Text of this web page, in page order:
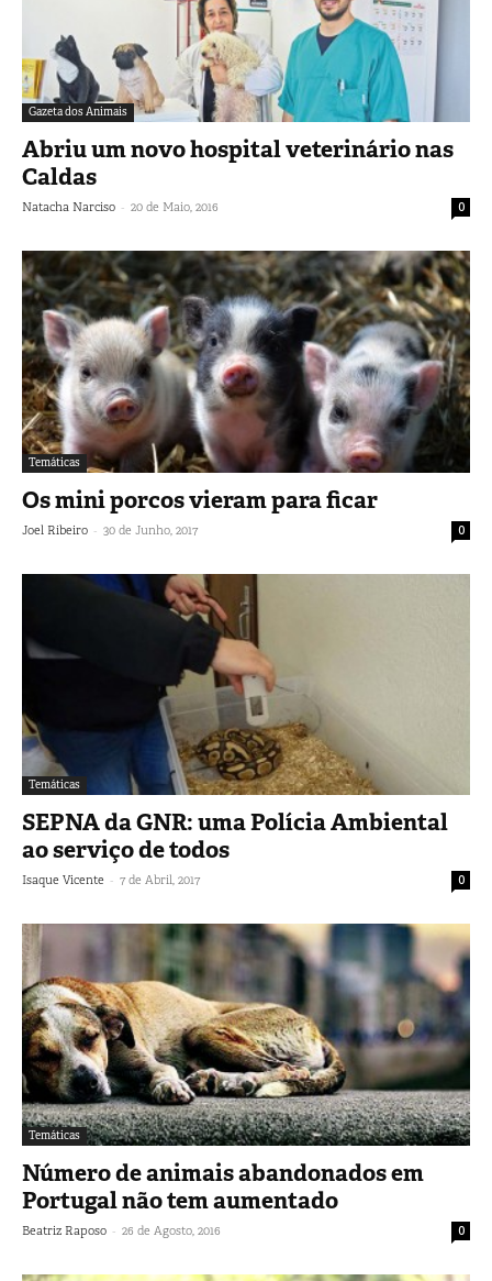
Gazeta dos Animais
Abriu um novo hospital veterinário nas
Caldas
Natacha Narciso - 20 de Maio, 2016 0
Temáticas
Os mini porcos vieram para ficar
Joel Ribeiro - 30 de Junho, 2017 0
Temáticas
SEPNA da GNR: uma Polícia Ambiental
ao serviço de todos
Isaque Vicente - 7 de Abril, 2017 0
Temáticas
Número de animais abandonados em
Portugal não tem aumentado
Beatriz Raposo - 26 de Agosto, 2016 0